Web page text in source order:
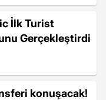
İlk Turist
Gerçekleştirdi
konuşacak!